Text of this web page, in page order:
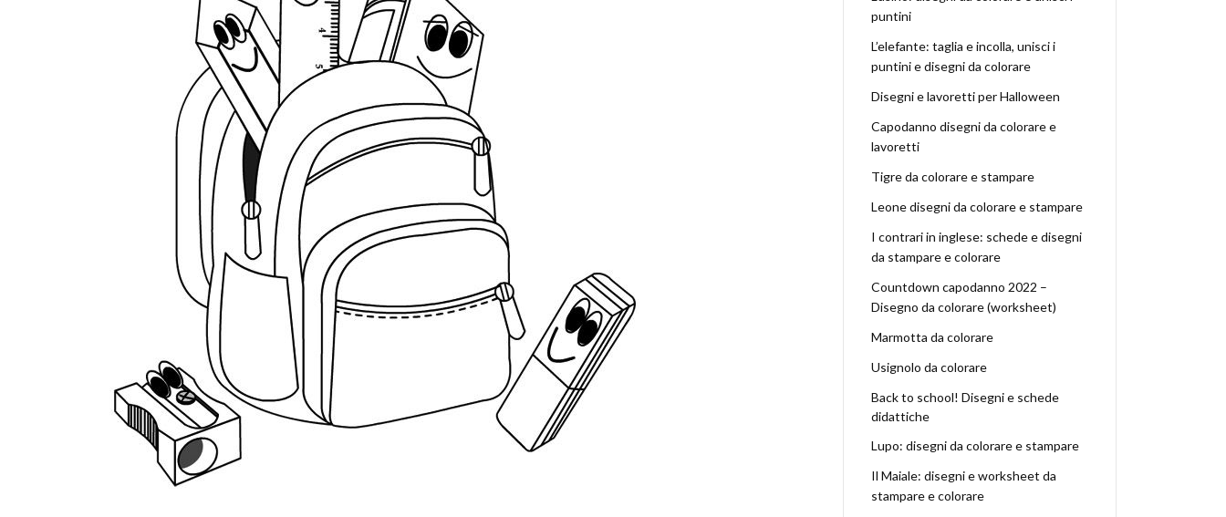
puntini
L’elefante: taglia e incolla, unisci i
puntini e disegni da colorare
Disegni e lavoretti per Halloween
Capodanno disegni da colorare e
lavoretti
Tigre da colorare e stampare
Leone disegni da colorare e stampare
I contrari in inglese: schede e disegni
da stampare e colorare
Countdown capodanno 2022 –
Disegno da colorare (worksheet)
Marmotta da colorare
Usignolo da colorare
Back to school! Disegni e schede
didattiche
Lupo: disegni da colorare e stampare
Il Maiale: disegni e worksheet da
stampare e colorare